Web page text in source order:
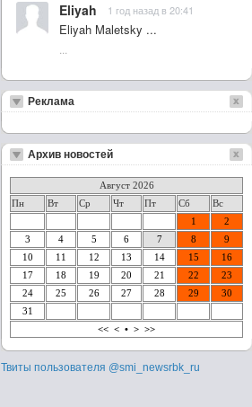
Eliyah 1 год назад в 20:41
Eliyah Maletsky ...
Реклама
Архив новостей
Август 2026
Пн
Вт Ср Чт Пт Сб
Вс
1
2
3
4 5 6 7 8
9
10
11 12 13 14 15
16
17
18 19 20 21 22
23
24
25 26 27 28 29
30
31
<< < • > >>
Твиты пользователя @smi_newsrbk_ru